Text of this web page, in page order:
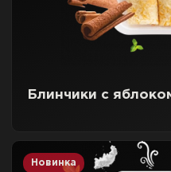
Блинчики с
Новинка